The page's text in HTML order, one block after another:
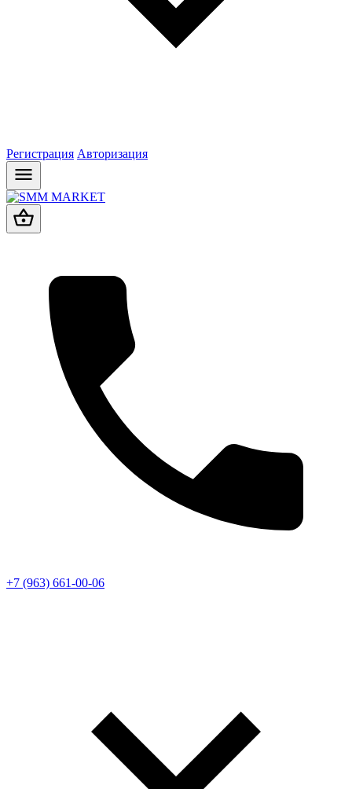
Регистрация Авторизация
+7 (963) 661-00-06